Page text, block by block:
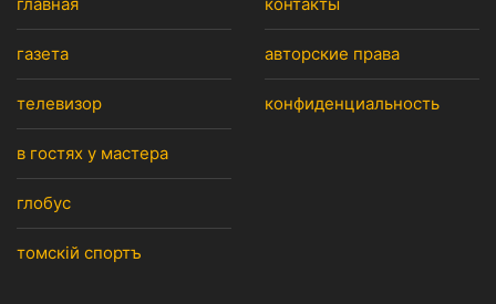
газета
телевизор
в гостях у мастера
глобус
томскiй спортъ
авторские права
конфиденциальность